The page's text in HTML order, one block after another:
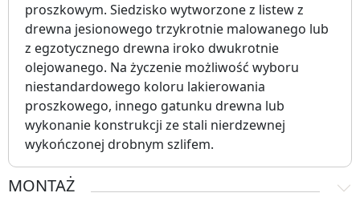
proszkowym. Siedzisko wytworzone z listew z
drewna jesionowego trzykrotnie malowanego lub
z egzotycznego drewna iroko dwukrotnie
olejowanego. Na życzenie możliwość wyboru
niestandardowego koloru lakierowania
proszkowego, innego gatunku drewna lub
wykonanie konstrukcji ze stali nierdzewnej
wykończonej drobnym szlifem.
MONTAŻ